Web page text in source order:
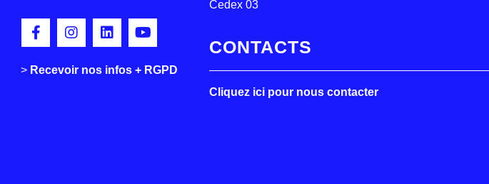
> Recevoir nos infos + RGPD
Cedex 03
CONTACTS
Cliquez ici pour nous contacter